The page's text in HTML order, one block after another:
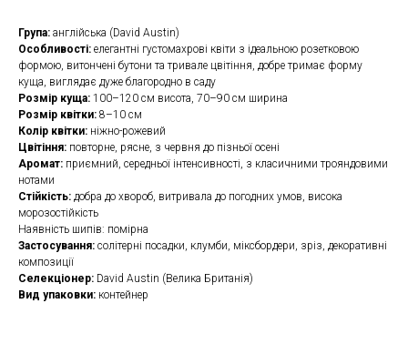
Група: англійська (David Austin)
Особливості: елегантні густомахрові квіти з ідеальною розетковою
формою, витончені бутони та тривале цвітіння, добре тримає форму
куща, виглядає дуже благородно в саду
Розмір куща: 100–120 см висота, 70–90 см ширина
Розмір квітки: 8–10 см
Колір квітки: ніжно-рожевий
Цвітіння: повторне, рясне, з червня до пізньої осені
Аромат: приємний, середньої інтенсивності, з класичними трояндовими
нотами
Стійкість: добра до хвороб, витривала до погодних умов, висока
морозостійкість
Наявність шипів: помірна
Застосування: солітерні посадки, клумби, міксбордери, зріз, декоративні
композиції
Селекціонер: David Austin (Велика Британія)
Вид упаковки: контейнер